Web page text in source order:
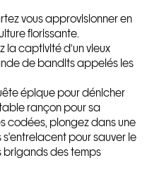
vous approvisionner en
florissante.
la captivité d’un vieux
de bandits appelés les
épique pour dénicher
rançon pour sa
codées, plongez dans une
pour sauver le
brigands des temps